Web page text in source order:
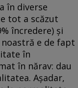
în diverse
tot a scăzut
încredere) şi
e de fapt
în
în nărav: dau
Aşadar,